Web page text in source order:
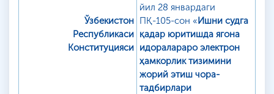
Ўзбекистон
Республикаси
Конституцияси
йил 28 январдаги
ПҚ-105-сон «Ишни судга
қадар юритишда ягона
идоралараро электрон
ҳамкорлик тизимини
жорий этиш чора-
тадбирлари